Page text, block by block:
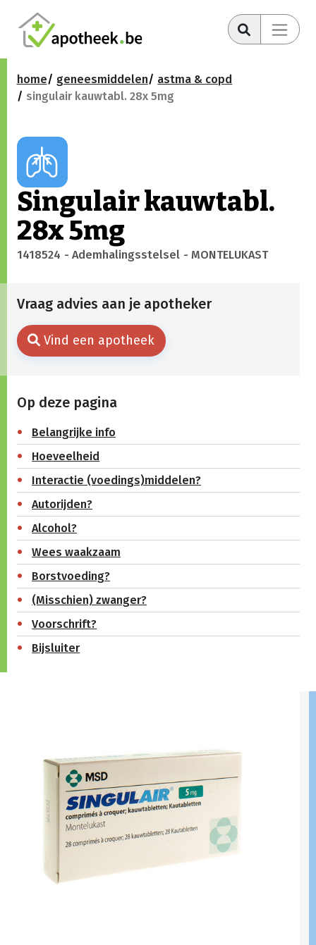
home geneesmiddelen
astma & copd
singulair kauwtabl. 28x 5mg
Singulair kauwtabl.
28x 5mg
1418524 - Ademhalingsstelsel - MONTELUKAST
Vraag advies aan je apotheker
Vind een apotheek
Op deze pagina
Belangrijke info
Hoeveelheid
Interactie (voedings)middelen?
Autorijden?
Alcohol?
Wees waakzaam
Borstvoeding?
(Misschien) zwanger?
Voorschrift?
Bijsluiter